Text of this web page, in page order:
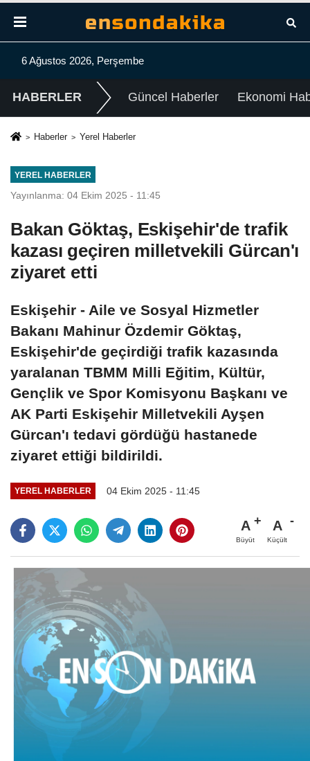
6 Ağustos 2026, Perşembe
HABERLER Güncel Haberler Ekonomi
Haberler Yerel Haberler
YEREL HABERLER
Yayınlanma: 04 Ekim 2025 - 11:45
Bakan Göktaş, Eskişehir'de trafik
kazası geçiren milletvekili Gürcan'ı
ziyaret etti
Eskişehir - Aile ve Sosyal Hizmetler
Bakanı Mahinur Özdemir Göktaş,
Eskişehir'de geçirdiği trafik kazasında
yaralanan TBMM Milli Eğitim, Kültür,
Gençlik ve Spor Komisyonu Başkanı ve
AK Parti Eskişehir Milletvekili Ayşen
Gürcan'ı tedavi gördüğü hastanede
ziyaret ettiği bildirildi.
YEREL HABERLER 04 Ekim 2025 - 11:45
A
Büyüt
A
Küçült